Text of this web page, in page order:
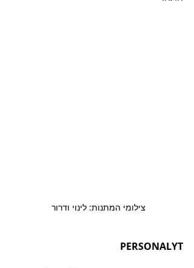
צילומי המתנות: לינוי ודרור
PERSONALYT